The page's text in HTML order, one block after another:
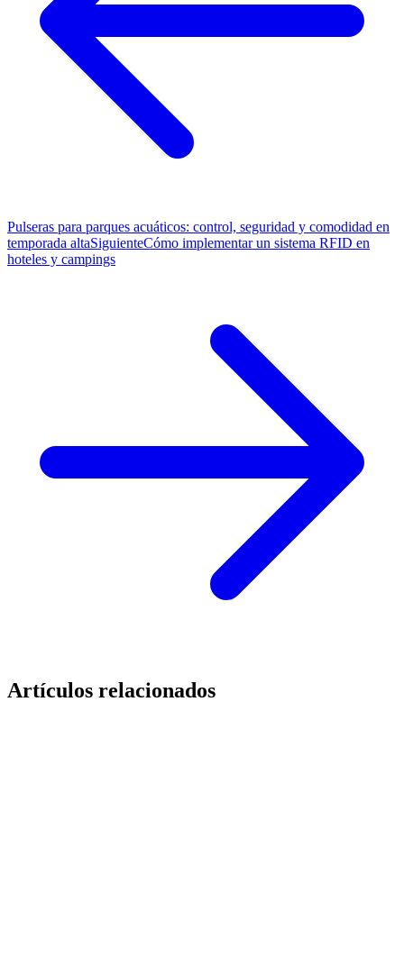
Pulseras para parques acuáticos: control, seguridad y comodidad en
temporada altaSiguienteCómo implementar un sistema RFID en
hoteles y campings
Artículos relacionados